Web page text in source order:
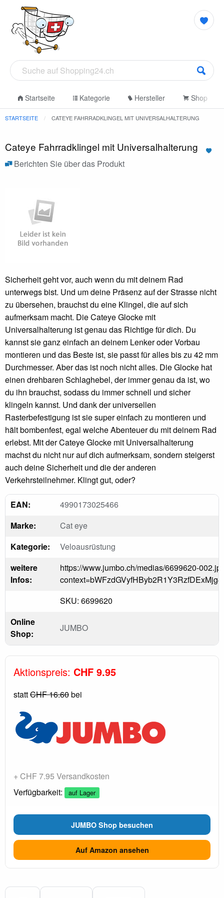
Startseite Kategorie Hersteller Shop
STARTSEITE CATEYE FAHRRADKLINGEL MIT UNIVERSALHALTERUNG
Cateye Fahrradklingel mit Universalhalterung
Berichten Sie über das Produkt
Sicherheit geht vor, auch wenn du mit deinem Rad
unterwegs bist. Und um deine Präsenz auf der Strasse nicht
zu übersehen, brauchst du eine Klingel, die auf sich
aufmerksam macht. Die Cateye Glocke mit
Universalhalterung ist genau das Richtige für dich. Du
kannst sie ganz einfach an deinem Lenker oder Vorbau
montieren und das Beste ist, sie passt für alles bis zu 42 mm
Durchmesser. Aber das ist noch nicht alles. Die Glocke hat
einen drehbaren Schlaghebel, der immer genau da ist, wo
du ihn brauchst, sodass du immer schnell und sicher
klingeln kannst. Und dank der universellen
Rasterbefestigung ist sie super einfach zu montieren und
hält bombenfest, egal welche Abenteuer du mit deinem Rad
erlebst. Mit der Cateye Glocke mit Universalhalterung
machst du nicht nur auf dich aufmerksam, sondern steigerst
auch deine Sicherheit und die der anderen
Verkehrsteilnehmer. Klingt gut, oder?
EAN:
4990173025466
Marke:
Cat eye
Kategorie:
Veloausrüstung
weitere
Infos:
https://www.jumbo.ch/medias/6699620-
SKU: 6699620
Online
Shop:
JUMBO
Aktionspreis: CHF 9.95
stattCHF 16.60bei
+ CHF 7.95 Versandkosten
Verfügbarkeit:
auf Lager
JUMBO Shop besuchen
Auf Amazon ansehen